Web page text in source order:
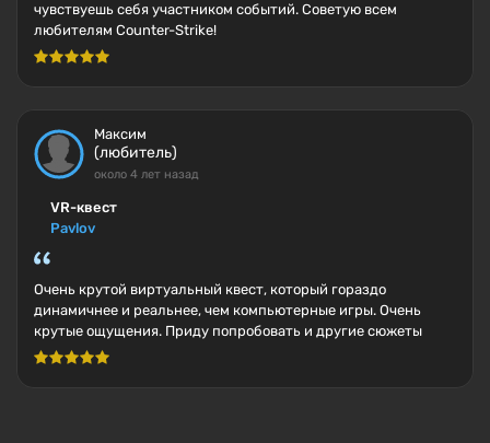
чувствуешь себя участником событий. Советую всем
любителям Counter-Strike!
Максим
(любитель)
около 4 лет назад
VR-квест
Pavlov
Очень крутой виртуальный квест, который гораздо
динамичнее и реальнее, чем компьютерные игры. Очень
крутые ощущения. Приду попробовать и другие сюжеты